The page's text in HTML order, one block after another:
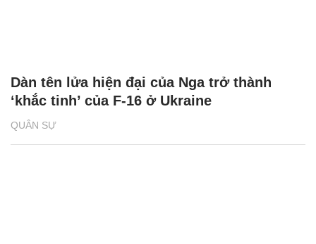
QUÂN SỰ
Dàn tên lửa hiện đại của Nga trở thành
‘khắc tinh’ của F-16 ở Ukraine